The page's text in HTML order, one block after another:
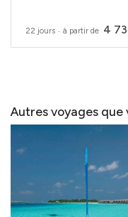
22 jours ‧ à partir de 4
Autres voyages que